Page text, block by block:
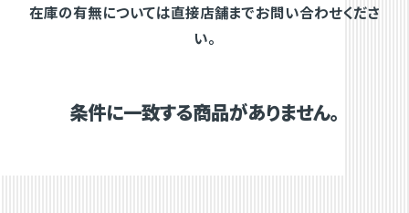
在庫の有無については直接店舗までお問い合わせくださ
い。
条件に一致する商品がありません。